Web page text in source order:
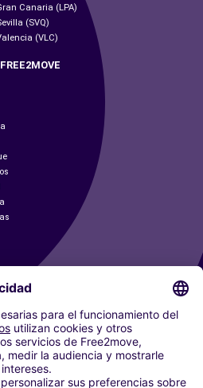
Canaria (LPA)
(SVQ)
(VLC)